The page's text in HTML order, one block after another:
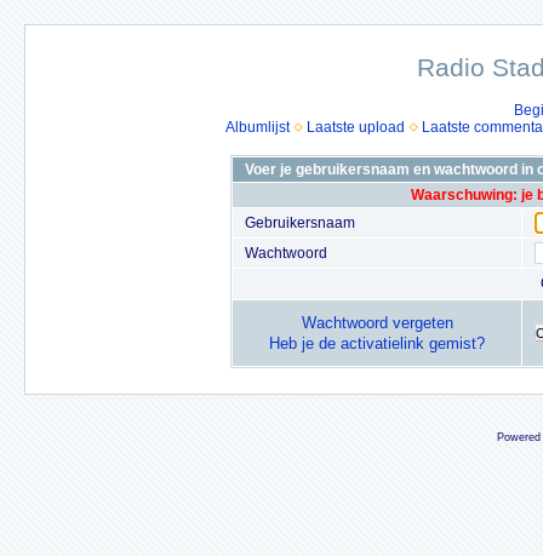
Radio
Albumlijst
Laatste upload Laatste
Voer je gebruikersnaam en wachtwoord in
Waarschuwing: je
Gebruikersnaam
Wachtwoord
Wachtwoord vergeten
Heb je de activatielink gemist?